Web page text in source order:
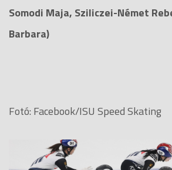
Somodi Maja, Sziliczei-Német
Barbara)
Fotó: Facebook/ISU Speed Skating